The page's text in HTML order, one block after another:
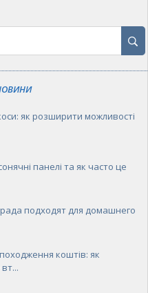
як розширити можливості
панелі та як часто це
подходят для домашнего
коштів: як